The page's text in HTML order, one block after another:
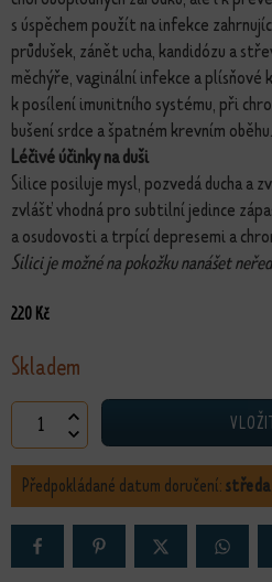
s úspěchem použít na infekce
průdušek, zánět ucha, kandidózu a
měchýře, vaginální infekce a plísňové
k posílení imunitního systému, při
bušení srdce a špatném krevním oběhu.
Léčivé účinky na duši
Silice posiluje mysl, pozvedá ducha a
zvlášť vhodná pro subtilní jedince
a osudovosti a trpící depresemi a
Silici je možné na pokožku nanášet
220 Kč
Skladem
Esence Tea Tree množství
Předpokládané datum doručení: